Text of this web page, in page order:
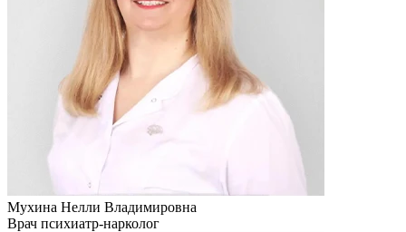
Мухина Нелли Владимировна
Врач психиатр-нарколог